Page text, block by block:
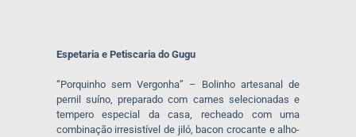
Espetaria e Petiscaria do Gugu
“Porquinho sem Vergonha” – Bolinho artesanal de
pernil suíno, preparado com carnes selecionadas e
tempero especial da casa, recheado com uma
combinação irresistível de jiló, bacon crocante e alho-